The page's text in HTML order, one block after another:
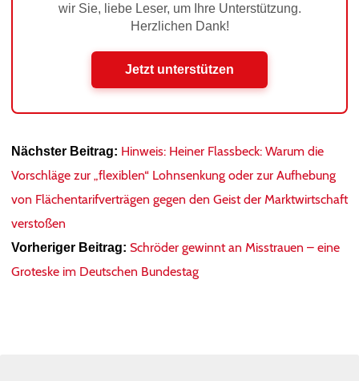
wir Sie, liebe Leser, um Ihre Unterstützung.
Herzlichen Dank!
Jetzt unterstützen
Nächster Beitrag: Hinweis: Heiner Flassbeck: Warum die
Vorschläge zur „flexiblen“ Lohnsenkung oder zur Aufhebung
von Flächentarifverträgen gegen den Geist der Marktwirtschaft
verstoßen
Vorheriger Beitrag: Schröder gewinnt an Misstrauen – eine
Groteske im Deutschen Bundestag